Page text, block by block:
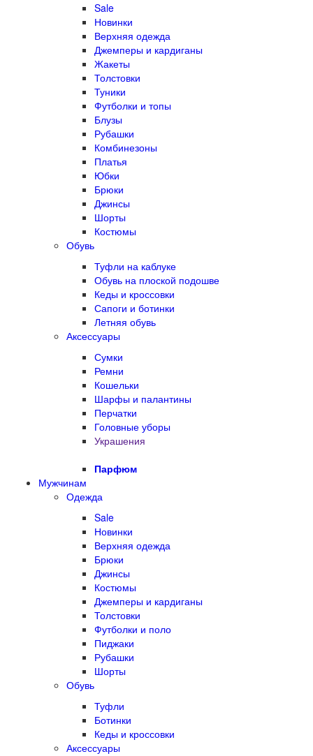
Sale
Новинки
Верхняя одежда
Джемперы и кардиганы
Жакеты
Толстовки
Туники
Футболки и топы
Блузы
Рубашки
Комбинезоны
Платья
Юбки
Брюки
Джинсы
Шорты
Костюмы
Обувь
Туфли на каблуке
Обувь на плоской подошве
Кеды и кроссовки
Сапоги и ботинки
Летняя обувь
Аксессуары
Сумки
Ремни
Кошельки
Шарфы и палантины
Перчатки
Головные уборы
Украшения
Парфюм
Мужчинам
Одежда
Sale
Новинки
Верхняя одежда
Брюки
Джинсы
Костюмы
Джемперы и кардиганы
Толстовки
Футболки и поло
Пиджаки
Рубашки
Шорты
Обувь
Туфли
Ботинки
Кеды и кроссовки
Аксессуары